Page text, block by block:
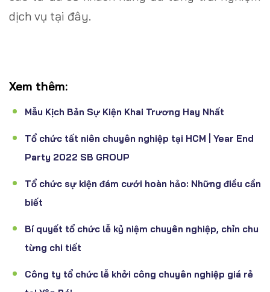
dịch vụ tại đây.
Xem thêm:
Mẫu Kịch Bản Sự Kiện Khai Trương Hay Nhất
Tổ chức tất niên chuyên nghiệp tại HCM | Year End
Party 2022 SB GROUP
Tổ chức sự kiện đám cưới hoàn hảo: Những điều cần
biết
Bí quyết tổ chức lễ kỷ niệm chuyên nghiệp, chỉn chu
từng chi tiết
Công ty tổ chức lễ khởi công chuyên nghiệp giá rẻ